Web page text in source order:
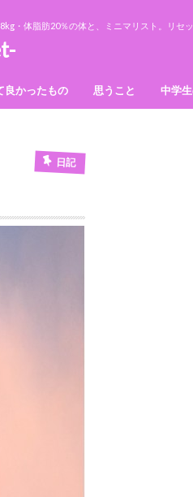
・体脂肪20％の体と、ミニマリスト。リセ
良かったもの 思うこと 中学
日記